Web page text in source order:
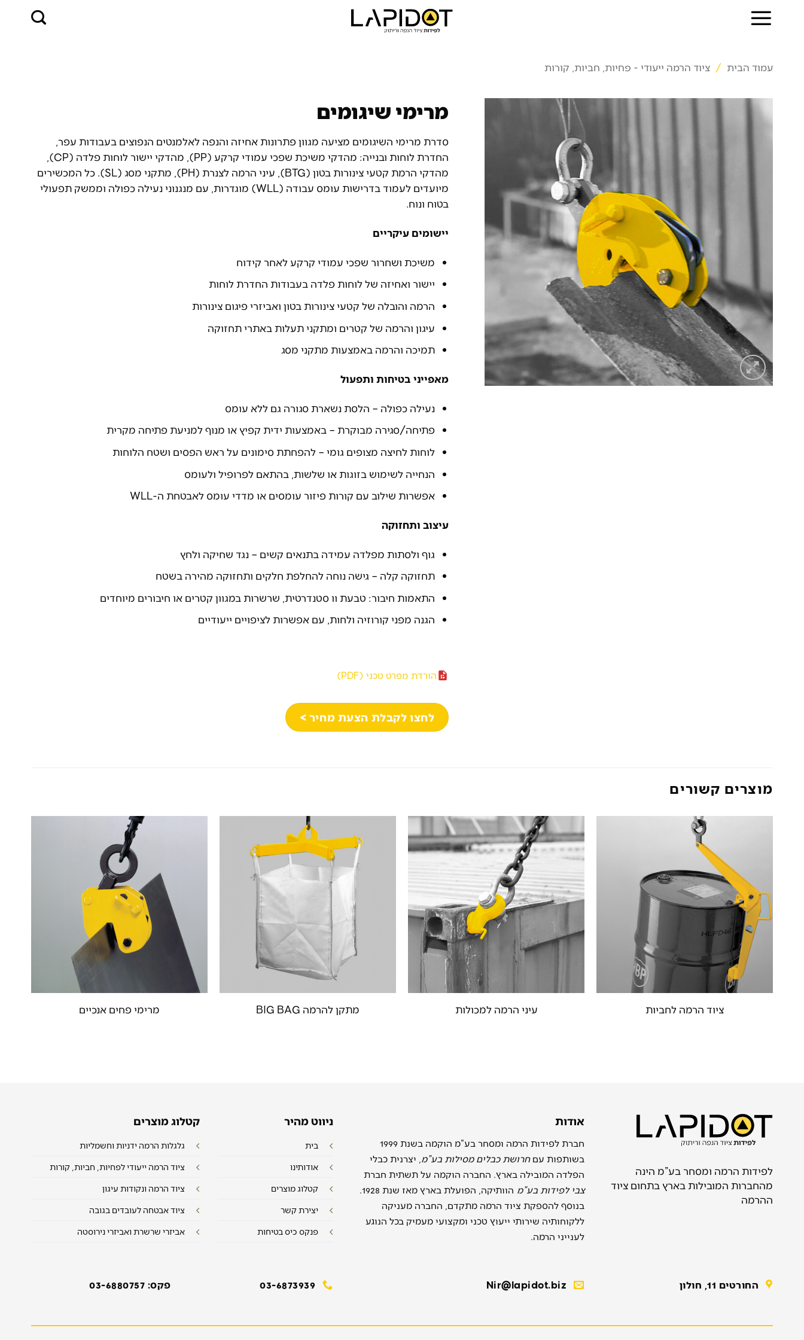
עמוד הבית / ציוד הרמה ייעודי - פחיות, חביות, קורות
מרימי שיגומים
סדרת מרימי השיגומים מציעה מגוון פתרונות אחיזה והנפה לאלמנטים הנפוצים בעבודות עפר,
החדרת לוחות ובנייה: מהדקי משיכת שפכי עמודי קרקע (PP), מהדקי יישור לוחות פלדה (CP),
מהדקי הרמת קטעי צינורות בטון (BTG), עיני הרמה לצנרת (PH), מתקני מסג (SL). כל המכשירים
מיועדים לעמוד בדרישות עומס עבודה (WLL) מוגדרות, עם מנגנוני נעילה כפולה וממשק תפעולי
בטוח ונוח.
יישומים עיקריים
משיכת ושחרור שפכי עמודי קרקע לאחר קידוח
יישור ואחיזה של לוחות פלדה בעבודות החדרת לוחות
הרמה והובלה של קטעי צינורות בטון ואביזרי פיגום צינורות
עיגון והרמה של קטרים ומתקני תעלות באתרי תחזוקה
תמיכה והרמה באמצעות מתקני מסג
מאפייני בטיחות ותפעול
נעילה כפולה – הלסת נשארת סגורה גם ללא עומס
פתיחה/סגירה מבוקרת – באמצעות ידית קפיץ או מנוף למניעת פתיחה מקרית
לוחות לחיצה מצופים גומי – להפחתת סימונים על ראש הפסים ושטח הלוחות
הנחייה לשימוש בזוגות או שלשות, בהתאם לפרופיל ולעומס
אפשרות שילוב עם קורות פיזור עומסים או מדדי עומס לאבטחת ה-WLL
עיצוב ותחזוקה
גוף ולסתות מפלדה עמידה בתנאים קשים – נגד שחיקה ולחץ
תחזוקה קלה – גישה נוחה להחלפת חלקים ותחזוקה מהירה בשטח
התאמות חיבור: טבעת וו סטנדרטית, שרשרות במגוון קטרים או חיבורים מיוחדים
הגנה מפני קורוזיה ולחות, עם אפשרות לציפויים ייעודיים
הורדת מפרט טכני (PDF)
לחצו לקבלת הצעת מחיר >
מוצרים קשורים
ציוד הרמה לחביות עיני הרמה למכולות מתקן להרמה BIG BAG מרימי פחים אנכיים
לפידות הרמה ומסחר בע”מ הינה
מהחברות המובילות בארץ בתחום ציוד
ההרמה
אודות
חברת לפידות הרמה ומסחר בע”מ הוקמה בשנת 1999
בשותפות עםחרושת כבלים מסילות בע”מ , יצרנית כבלי
הפלדה המובילה בארץ. החברה הוקמה על תשתית חברת
צבי לפידות בע”מ
הוותיקה, הפועלת בארץ מאז שנת 1928.
בנוסף להספקת ציוד הרמה מתקדם, החברה מעניקה
ללקוחותיה שירותי ייעוץ טכני ומקצועי מעמיק בכל הנוגע
לענייני הרמה.
ניווט מהיר
בית
אודותינו
קטלוג מוצרים
יצירת קשר
פנקס כיס בטיחות
קטלוג מוצרים
גלגלות הרמה ידניות וחשמליות
ציוד הרמה ייעודי לפחיות, חביות, קורות
ציוד הרמה ונקודות עיגון
ציוד אבטחה לעובדים בגובה
אביזרי שרשרת ואביזרי נירוסטה
החורטים 11, חולון Nir@lapidot.biz
03-6873939 פקס: 03-6880757